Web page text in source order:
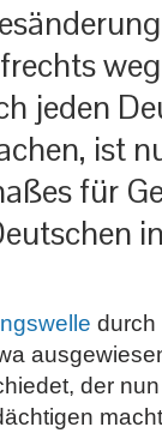
jeden
ist
für
durch
der